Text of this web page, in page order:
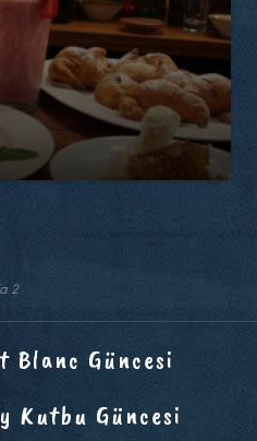
2
Blanc Güncesi
Kutbu Güncesi